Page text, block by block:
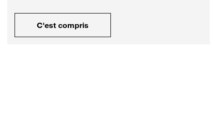
C'est compris